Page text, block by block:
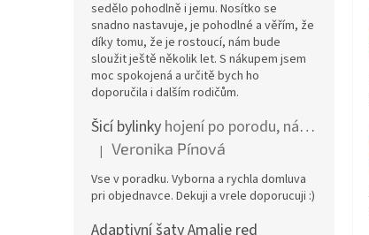
sedělo pohodlně i jemu. Nosítko se
snadno nastavuje, je pohodlné a věřím, že
díky tomu, že je rostoucí, nám bude
sloužit ještě několik let. S nákupem jsem
moc spokojená a určitě bych ho
doporučila i dalším rodičům.
Šicí bylinky hojení po porodu, nástřih a jizvy
Hodnocení produktu je 5 z 5 hvězdiček.
| Veronika Pínová
Vse v poradku. Vyborna a rychla domluva
pri objednavce. Dekuji a vrele doporucuji :)
Adaptivní šaty Amalie red